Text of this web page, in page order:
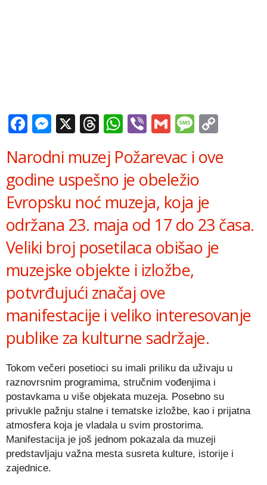
Facebook
Messenger
X Threads
WhatsApp
ViberGmail
Narodni muzej Požarevac i ove
godine uspešno je obeležio
Evropsku noć muzeja, koja je
održana 23. maja od 17 do 23 časa.
Veliki broj posetilaca obišao je
muzejske objekte i izložbe,
potvrđujući značaj ove
manifestacije i veliko interesovanje
publike za kulturne sadržaje.
Tokom večeri posetioci su imali priliku da uživaju u
raznovrsnim programima, stručnim vođenjima i
postavkama u više objekata muzeja. Posebno su
privukle pažnju stalne i tematske izložbe, kao i prijatna
atmosfera koja je vladala u svim prostorima.
Manifestacija je još jednom pokazala da muzeji
predstavljaju važna mesta susreta kulture, istorije i
zajednice.